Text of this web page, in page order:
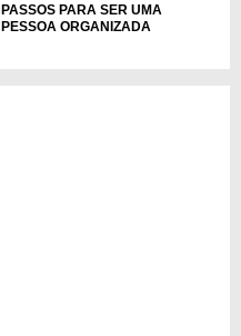
PASSOS PARA SER UMA
PESSOA ORGANIZADA